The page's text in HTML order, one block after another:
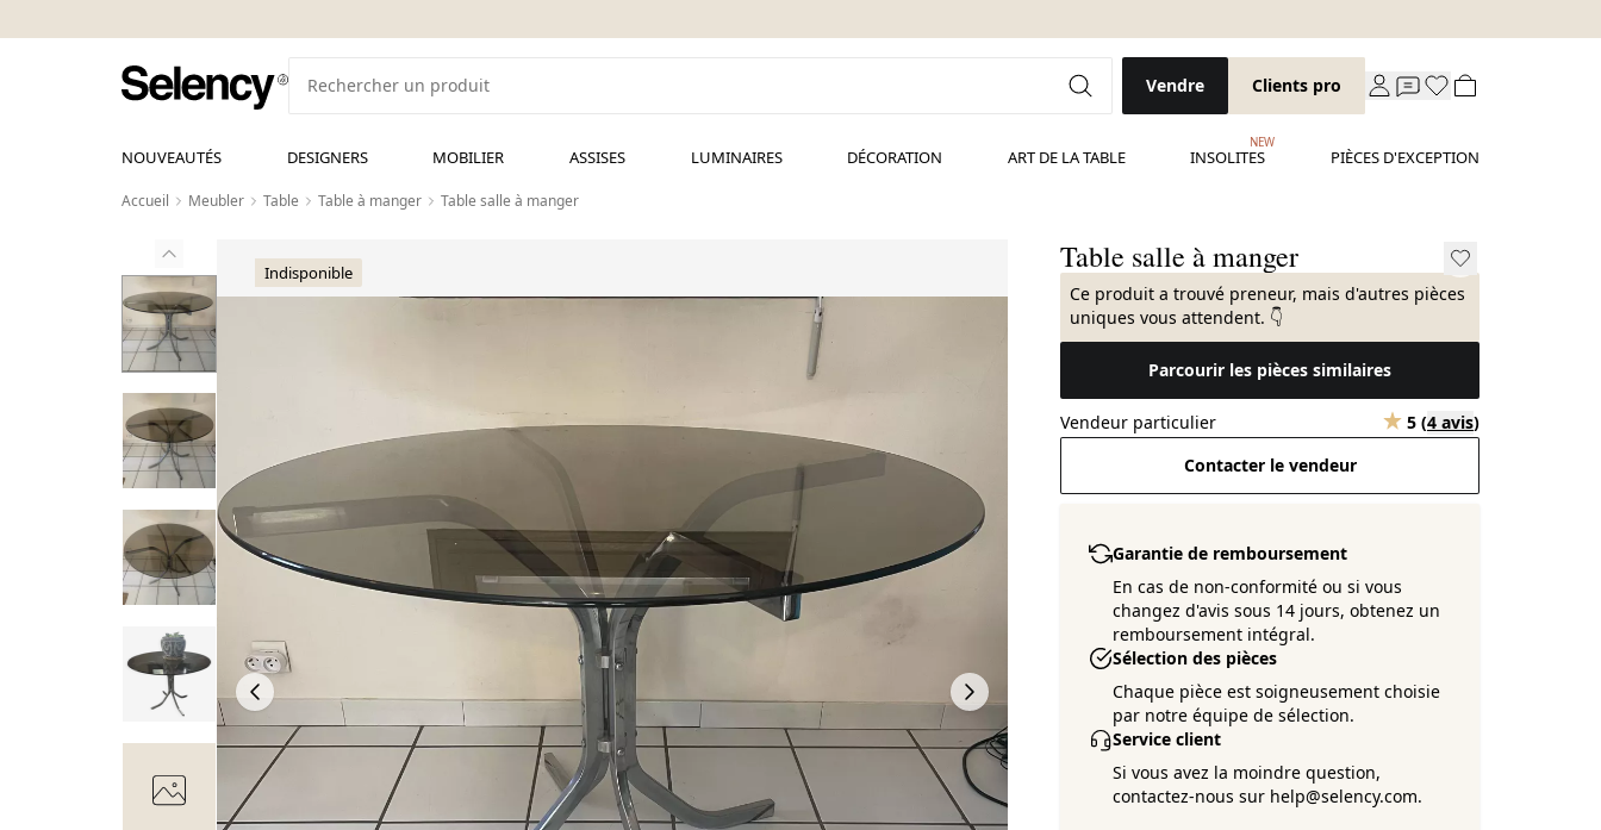
Vendre Clients pro
NOUVEAUTÉS DESIGNERS MOBILIER ASSISES LUMINAIRES DÉCORATION ART DE LA TABLE INSOLITES
NEW
PIÈCES D'EXCEPTION
Accueil Meubler Table Table à manger Table salle à manger
Indisponible Table salle à manger
Ce produit a trouvé preneur, mais d'autres pièces
uniques vous attendent. 👇
Parcourir les pièces similaires
Vendeur particulier 5 (4 avis)
Contacter le vendeur
Garantie de remboursement
En cas de non-conformité ou si vous
changez d'avis sous 14 jours, obtenez un
remboursement intégral.
Sélection des pièces
Chaque pièce est soigneusement choisie
par notre équipe de sélection.
Service client
Si vous avez la moindre question,
contactez-nous sur help@selency.com.